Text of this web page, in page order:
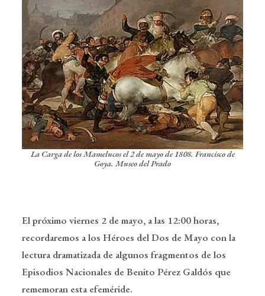
La Carga de los Mamelucos el 2 de mayo de 1808. Francisco de
Goya. Museo del Prado
El próximo viernes 2 de mayo, a las 12:00 horas,
recordaremos a los Héroes del Dos de Mayo con la
lectura dramatizada de algunos fragmentos de los
Episodios Nacionales deBenito Pérez Galdós que
rememoran esta efeméride.